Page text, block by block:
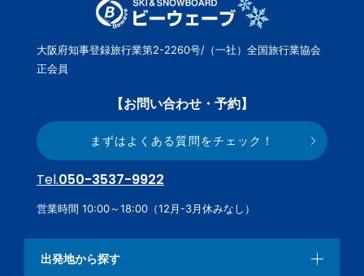
大阪府知事登録旅行業第2-2260号/（一社）全国旅行業協会
正会員
【お問い合わせ・予約】
まずはよくある質問をチェック！
Tel.050-3537-9922
営業時間 10:00～18:00（12月-3月休みなし）
出発地から探す